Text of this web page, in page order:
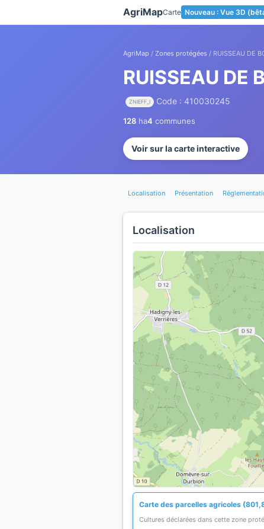
AgriMapCarte Nouveau : Vue 3D
AgriMap / Zones protégées / RUISSEAU DE
RUISSEAU DE
ZNIEFF_I Code : 410030245
128 ha4 communes
Voir sur la carte interactive
Localisation Présentation
Localisation
Carte des parcelles agricoles
Cultures déclarées dans cette zone
Panneau de gestion des cookies